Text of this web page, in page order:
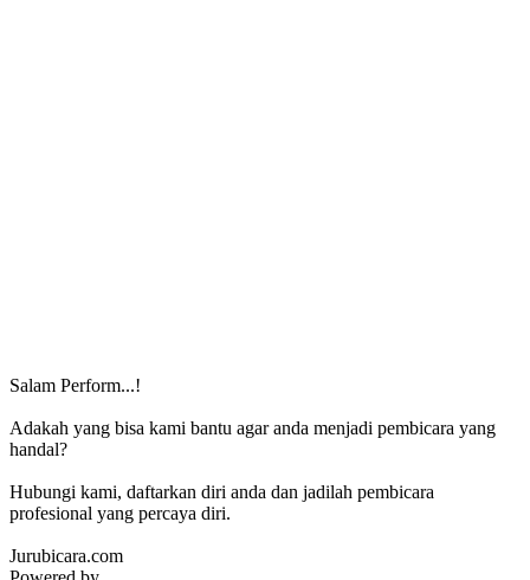
Salam Perform...!
Adakah yang bisa kami bantu agar anda menjadi pembicara yang
handal?
Hubungi kami, daftarkan diri anda dan jadilah pembicara
profesional yang percaya diri.
Jurubicara.com